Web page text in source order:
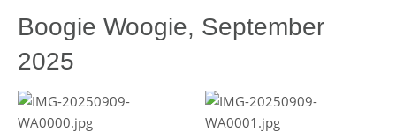
Boogie Woogie, September
2025